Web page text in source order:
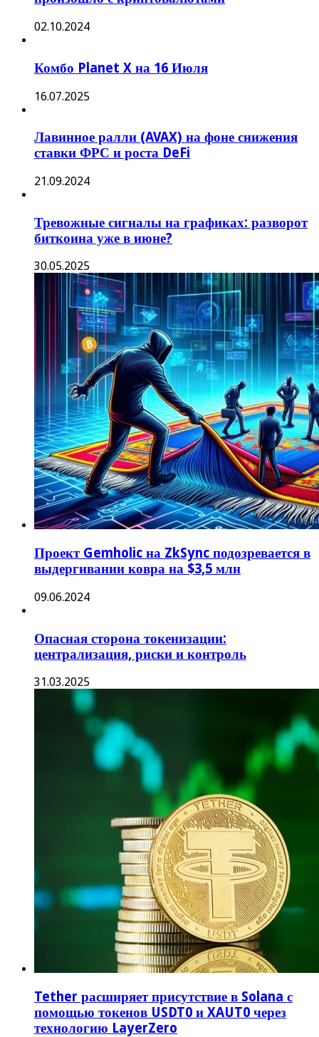
02.10.2024
Комбо Planet X на 16 Июля
16.07.2025
Лавинное ралли (AVAX) на фоне снижения
ставки ФРС и роста DeFi
21.09.2024
Тревожные сигналы на графиках: разворот
биткоина уже в июне?
30.05.2025
Проект Gemholic на ZkSync подозревается в
выдергивании ковра на $3,5 млн
09.06.2024
Опасная сторона токенизации:
централизация, риски и контроль
31.03.2025
Tether расширяет присутствие в Solana с
помощью токенов USDT0 и XAUT0 через
технологию LayerZero